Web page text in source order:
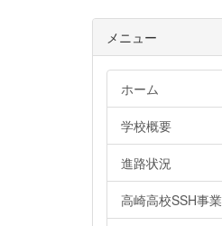
メニュー
ホーム
学校概要
進路状況
高崎高校SSH事業